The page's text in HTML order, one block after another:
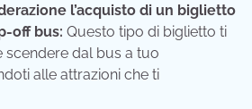
l’acquisto di un biglietto
off bus: Questo tipo di biglietto ti
scendere dal bus a tuo
alle attrazioni che ti